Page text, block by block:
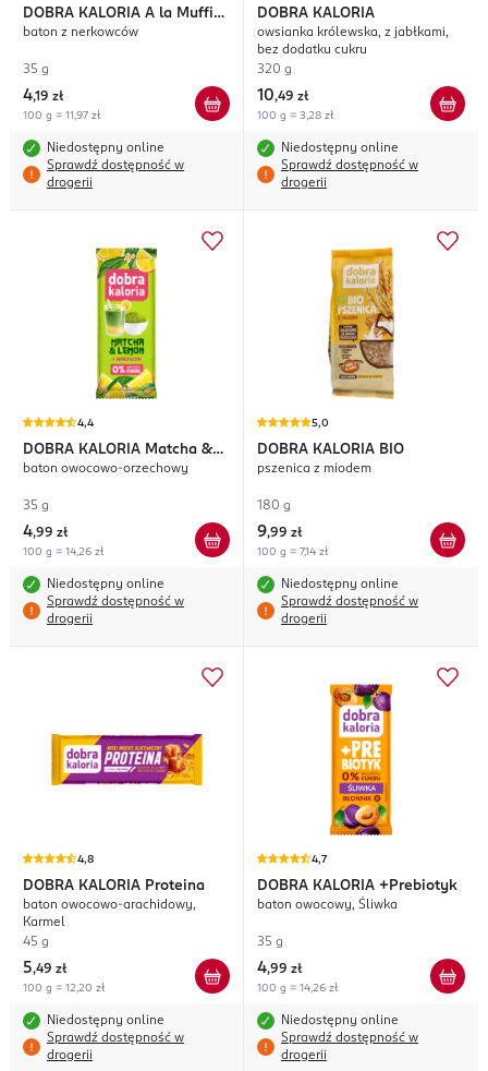
DOBRA KALORIA A la Muffin
Jagodowy
baton z nerkowców
35 g
4,19 zł
100 g = 11,97 zł
Niedostępny online
Sprawdź dostępność w
drogerii
DOBRA KALORIA
owsianka królewska, z jabłkami,
bez dodatku cukru
320 g
10,49 zł
100 g = 3,28 zł
Niedostępny online
Sprawdź dostępność w
drogerii
4,4
DOBRA KALORIA Matcha &
Lemon
baton owocowo-orzechowy
35 g
4,99 zł
100 g = 14,26 zł
Niedostępny online
Sprawdź dostępność w
drogerii
5,0
DOBRA KALORIA BIO
pszenica z miodem
180 g
9,99 zł
100 g = 7,14 zł
Niedostępny online
Sprawdź dostępność w
drogerii
4,8
DOBRA KALORIA Proteina
baton owocowo-arachidowy,
Karmel
45 g
5,49 zł
100 g = 12,20 zł
Niedostępny online
Sprawdź dostępność w
drogerii
4,7
DOBRA KALORIA +Prebiotyk
baton owocowy, Śliwka
35 g
4,99 zł
100 g = 14,26 zł
Niedostępny online
Sprawdź dostępność w
drogerii